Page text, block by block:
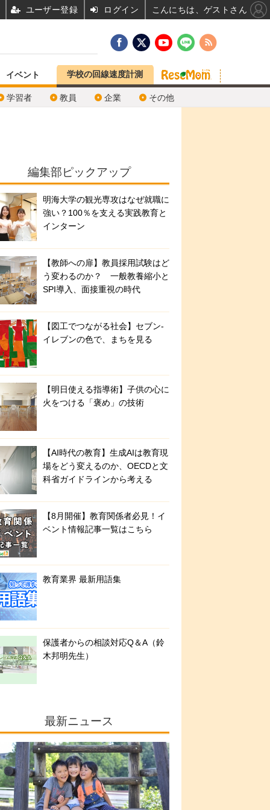
イベント
学習者 教員 企業 その他
学校の回線速度計測
編集部ピックアップ
明海大学の観光専攻はなぜ就職に
強い？100％を支える実践教育と
インターン
【教師への扉】教員採用試験はど
う変わるのか？ 一般教養縮小と
SPI導入、面接重視の時代
【図工でつながる社会】セブン‐
イレブンの色で、まちを見る
【明日使える指導術】子供の心に
火をつける「褒め」の技術
【AI時代の教育】生成AIは教育現
場をどう変えるのか、OECDと文
科省ガイドラインから考える
【8月開催】教育関係者必見！イ
ベント情報記事一覧はこちら
教育業界 最新用語集
保護者からの相談対応Q＆A（鈴
木邦明先生）
最新ニュース
ユーザー登録 ログイン こんにちは、ゲストさん